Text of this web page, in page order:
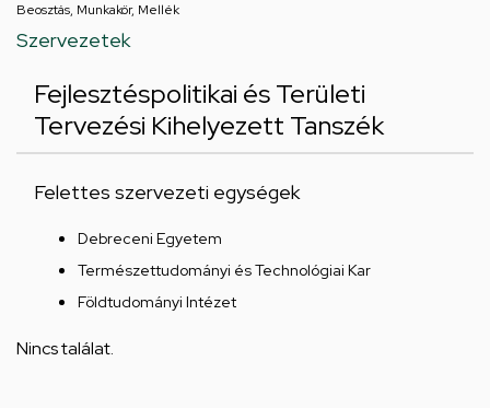
Beosztás, Munkakör, Mellék
Szervezetek
Fejlesztéspolitikai és Területi
Tervezési Kihelyezett Tanszék
Felettes szervezeti egységek
Debreceni Egyetem
Természettudományi és Technológiai Kar
Földtudományi Intézet
Nincs találat.